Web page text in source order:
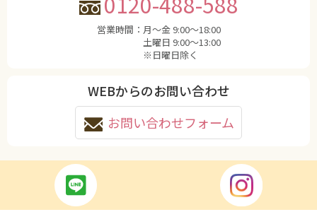
営業時間： 月〜金 9:00〜18:00
土曜日 9:00〜13:00
※日曜日除く
WEBからのお問い合わせ
お問い合わせフォーム